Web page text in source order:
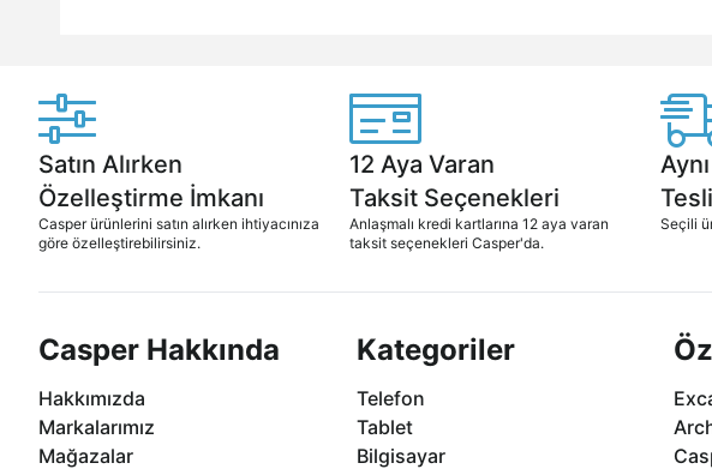
Satın Alırken
Özelleştirme İmkanı
Casper ürünlerini satın alırken ihtiyacınıza
göre özelleştirebilirsiniz.
12 Aya Varan
Taksit Seçenekleri
Anlaşmalı kredi kartlarına 12 aya varan
taksit seçenekleri Casper'da.
Seçili
Casper Hakkında
Hakkımızda
Markalarımız
Mağazalar
Kategoriler
Telefon
Tablet
Bilgisayar